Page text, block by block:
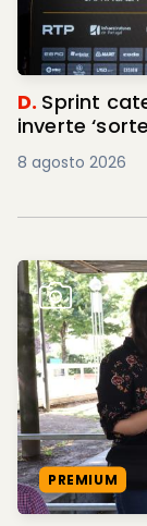
D. Sprint
inverte
8 agosto 2026
PREMIUM